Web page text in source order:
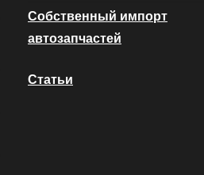
Собственный импорт
автозапчастей
Статьи